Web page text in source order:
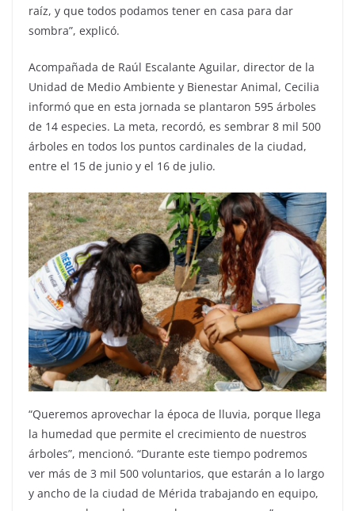
raíz, y que todos podamos tener en casa para dar
sombra”, explicó.
Acompañada de Raúl Escalante Aguilar, director de la
Unidad de Medio Ambiente y Bienestar Animal, Cecilia
informó que en esta jornada se plantaron 595 árboles
de 14 especies. La meta, recordó, es sembrar 8 mil 500
árboles en todos los puntos cardinales de la ciudad,
entre el 15 de junio y el 16 de julio.
“Queremos aprovechar la época de lluvia, porque llega
la humedad que permite el crecimiento de nuestros
árboles”, mencionó. “Durante este tiempo podremos
ver más de 3 mil 500 voluntarios, que estarán a lo largo
y ancho de la ciudad de Mérida trabajando en equipo,